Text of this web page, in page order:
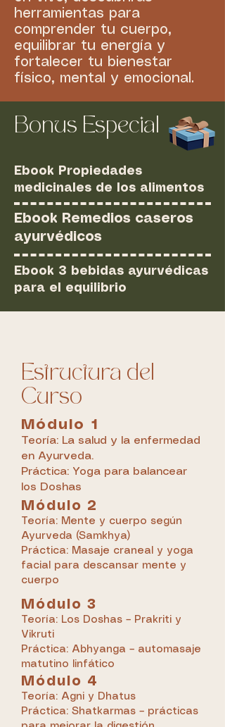
herramientas para
comprender tu cuerpo,
equilibrar tu energía y
fortalecer tu bienestar
físico, mental y emocional.
Bonus Especial
Ebook Propiedades
medicinales de los alimentos
Ebook Remedios caseros
ayurvédicos
Ebook 3 bebidas ayurvédicas
para el equilibrio
Estructura del
Curso
Módulo 1
Teoría: La salud y la enfermedad
en Ayurveda.
Práctica: Yoga para balancear
los Doshas
Módulo 2
Teoría: Mente y cuerpo según
Ayurveda (Samkhya)
Práctica: Masaje craneal y yoga
facial para descansar mente y
cuerpo
Módulo 3
Teoría: Los Doshas – Prakriti y
Vikruti
Práctica: Abhyanga – automasaje
matutino linfático
Módulo 4
Teoría: Agni y Dhatus
Práctica: Shatkarmas – prácticas